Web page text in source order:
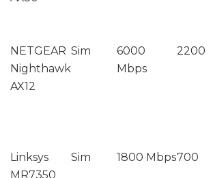
NETGEAR
Nighthawk
AX12
Sim
6000
Mbps
2200
Linksys
MR7350
Sim 1800 Mbps700